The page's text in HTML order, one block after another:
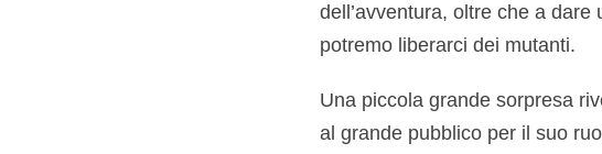
dell’avventura, oltre che a
potremo liberarci dei mutanti.
Una piccola grande sorpresa
al grande pubblico per il suo